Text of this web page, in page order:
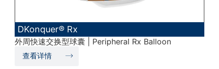
DKonquer® Rx
外周快速交换型球囊 | Peripheral Rx Balloon
查看详情